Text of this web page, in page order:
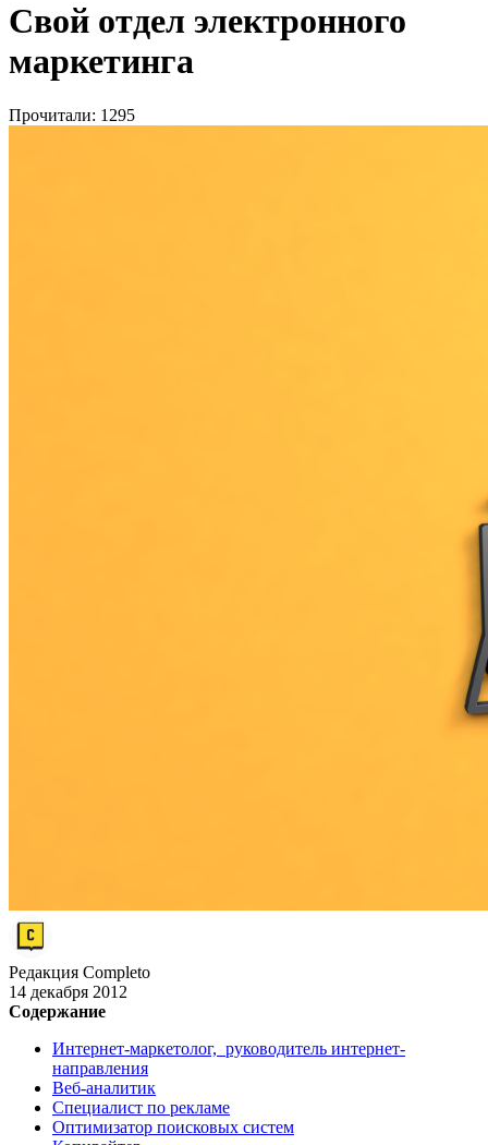
Свой отдел электронного
маркетинга
Прочитали: 1295
Редакция Completo
14 декабря 2012
Содержание
Интернет-маркетолог, руководитель интернет-
направления
Веб-аналитик
Специалист по рекламе
Оптимизатор поисковых систем